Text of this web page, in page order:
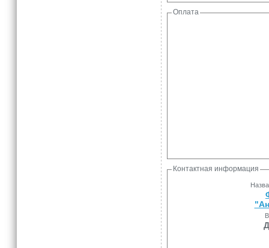
Оплата
Контактная информация